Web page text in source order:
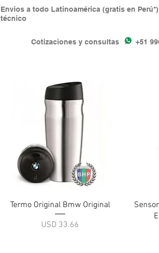
Cotizaciones y consultas +51
Envios a todo Latinoamérica (gratis en
técnico
Vista rápida
Termo Original Bmw Original
Precio
USD 33.66